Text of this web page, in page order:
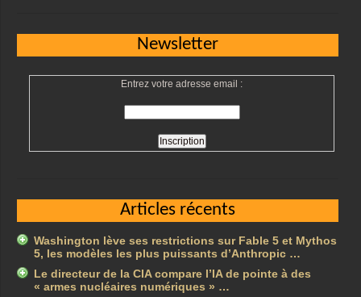
Newsletter
Entrez votre adresse email :
Articles récents
Washington lève ses restrictions sur Fable 5 et Mythos
5, les modèles les plus puissants d’Anthropic …
Le directeur de la CIA compare l’IA de pointe à des
« armes nucléaires numériques » …